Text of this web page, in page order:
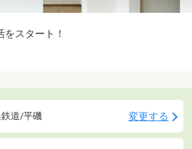
スタート！
道/平磯 変更する